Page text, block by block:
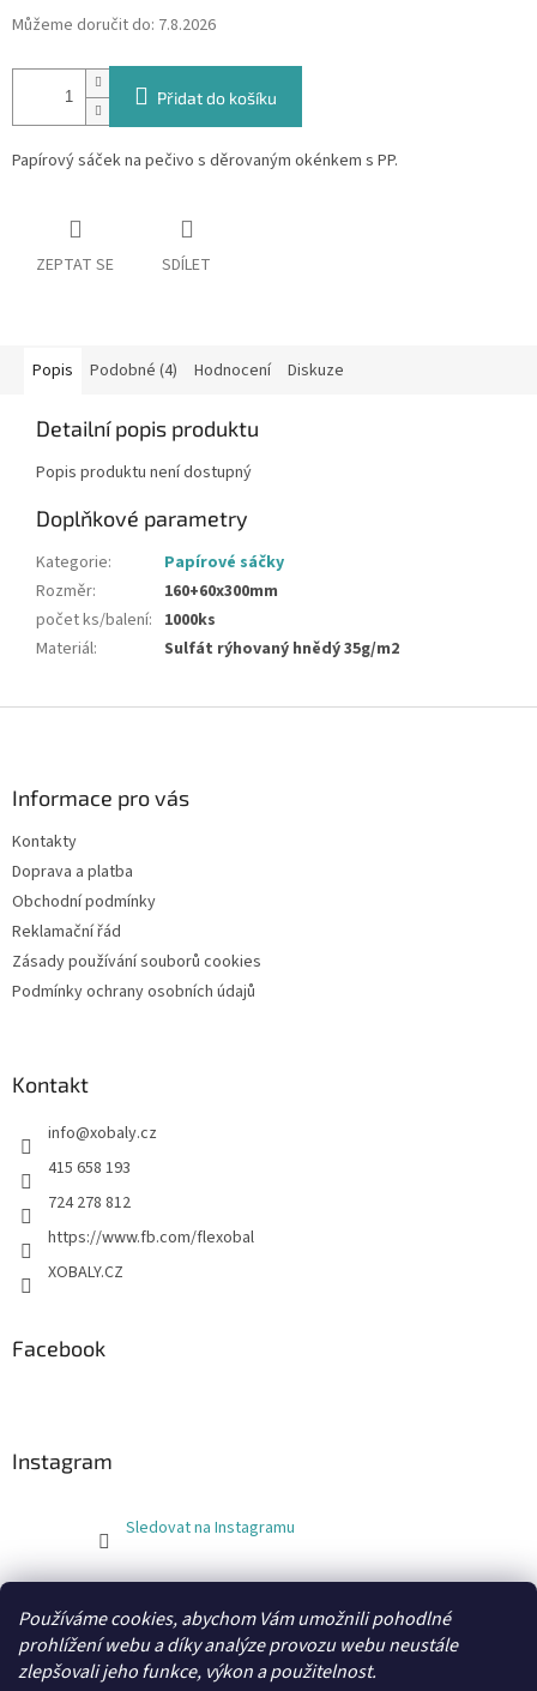
Používáme cookies, abychom Vám umožnili pohodlné
prohlížení webu a díky analýze provozu webu neustále
zlepšovali jeho funkce, výkon a použitelnost.
Můžeme doručit do: 7.8.2026
Přidat do košíku
Papírový sáček na pečivo s děrovaným okénkem s PP.
ZEPTAT SE SDÍLET
Popis Podobné (4) Hodnocení Diskuze
Detailní popis produktu
Popis produktu není dostupný
Doplňkové parametry
Kategorie:
Papírové sáčky
Rozměr:
160+60x300mm
počet ks/balení: 1000ks
Materiál: Sulfát rýhovaný hnědý 35g/m2
Informace pro vás
Kontakty
Doprava a platba
Obchodní podmínky
Reklamační řád
Zásady používání souborů cookies
Podmínky ochrany osobních údajů
Kontakt
info@xobaly.cz
415 658 193
724 278 812
https://www.fb.com/flexobal
XOBALY.CZ
Facebook
Instagram
Sledovat na Instagramu